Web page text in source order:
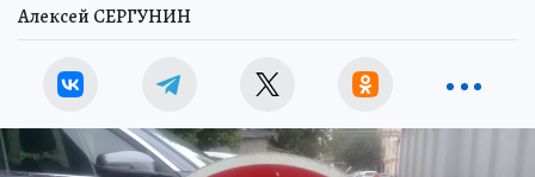
Алексей СЕРГУНИН